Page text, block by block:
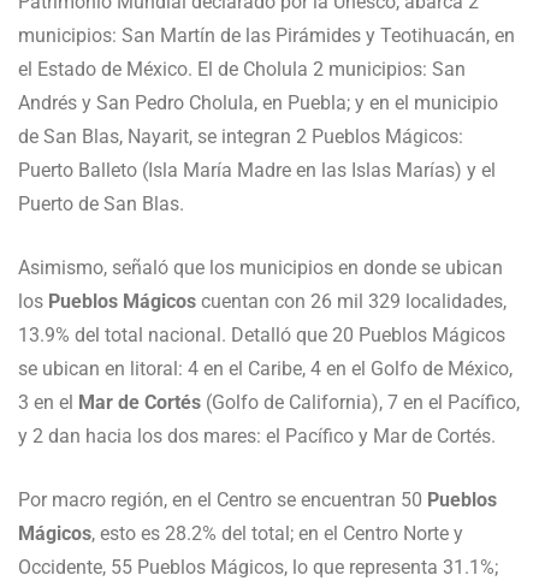
municipios: San Martín de las Pirámides y Teotihuacán, en
el Estado de México. El de Cholula 2 municipios: San
Andrés y San Pedro Cholula, en Puebla; y en el municipio
de San Blas, Nayarit, se integran 2 Pueblos Mágicos:
Puerto Balleto (Isla María Madre en las Islas Marías) y el
Puerto de San Blas.
Asimismo, señaló que los municipios en donde se ubican
los Pueblos Mágicos cuentan con 26 mil 329 localidades,
13.9% del total nacional. Detalló que 20 Pueblos Mágicos
se ubican en litoral: 4 en el Caribe, 4 en el Golfo de México,
3 en el Mar de Cortés (Golfo de California), 7 en el Pacífico,
y 2 dan hacia los dos mares: el Pacífico y Mar de Cortés.
Por macro región, en el Centro se encuentran 50 Pueblos
Mágicos, esto es 28.2% del total; en el Centro Norte y
Occidente, 55 Pueblos Mágicos, lo que representa 31.1%;